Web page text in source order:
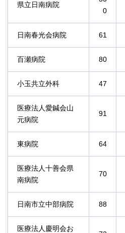
県立日南病院
0
日南春光会病院 61
百瀬病院 80
小玉共立外科 47
医療法人愛鍼会山
元病院
91
東病院 64
医療法人十善会県
南病院
70
日南市立中部病院 88
医療法人慶明会お